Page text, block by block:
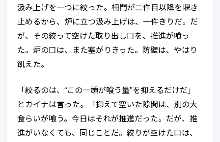
汲み上げを一つに絞った。柵門が二件目以降を堰き
止めるから、炉に立つ汲み上げは、一件きりだ。だ
が、その絞って空けた取り出し口を、推進が喰っ
た。炉の口は、また塞がりきった。防壁は、やはり
飢えた。
「絞るのは、“この一頭が喰う量"を抑えるだけだ」
とカイナは言った。「抑えて空いた隙間は、別の大
食らいが喰う。今日はそれが推進だった。だが、推
進がいなくても、同じことだ。絞りが空けた口は、